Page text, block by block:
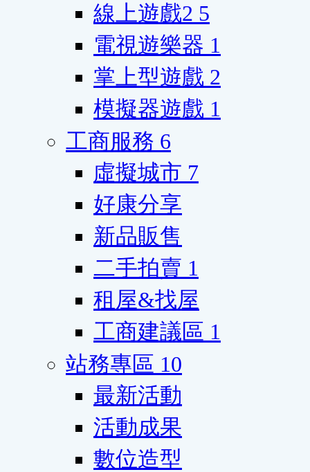
線上遊戲2 5
電視遊樂器 1
掌上型遊戲 2
模擬器遊戲 1
工商服務 6
虛擬城市 7
好康分享
新品販售
二手拍賣 1
租屋&找屋
工商建議區 1
站務專區 10
最新活動
活動成果
數位造型